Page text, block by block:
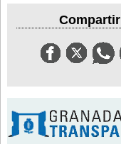
Compartir